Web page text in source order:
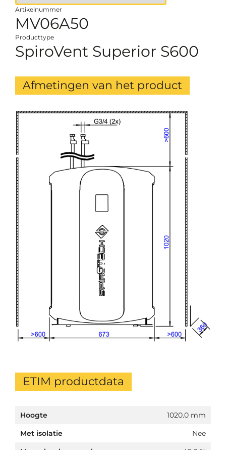
Artikelnummer
MV06A50
Producttype
SpiroVent Superior S600
Afmetingen van het product
ETIM productdata
Hoogte
1020.0 mm
Met isolatie
Nee